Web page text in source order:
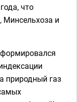
что
и
природный газ